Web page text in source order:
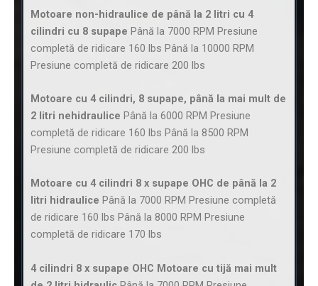
Motoare non-hidraulice de până la 2 litri cu 4
cilindri cu 8 supape Până la 7000 RPM Presiune
completă de ridicare 160 lbs Până la 10000 RPM
Presiune completă de ridicare 200 lbs
Motoare cu 4 cilindri, 8 supape, până la mai mult de
2 litri nehidraulice Până la 6000 RPM Presiune
completă de ridicare 160 lbs Până la 8500 RPM
Presiune completă de ridicare 200 lbs
Motoare cu 4 cilindri 8 x supape OHC de până la 2
litri hidraulice Până la 7000 RPM Presiune completă
de ridicare 160 lbs Până la 8000 RPM Presiune
completă de ridicare 170 lbs
4 cilindri 8 x supape OHC Motoare cu tijă mai mult